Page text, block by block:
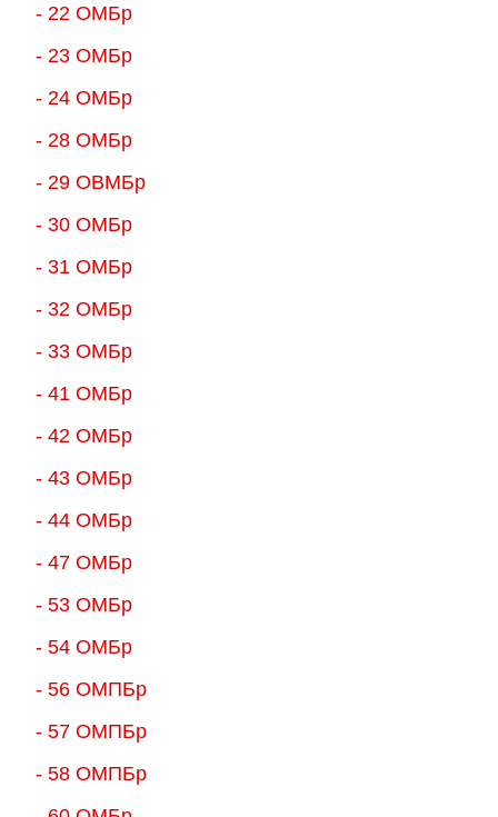
- 22 ОМБр
- 23 ОМБр
- 24 ОМБр
- 28 ОМБр
- 29 ОВМБр
- 30 ОМБр
- 31 ОМБр
- 32 ОМБр
- 33 ОМБр
- 41 ОМБр
- 42 ОМБр
- 43 ОМБр
- 44 ОМБр
- 47 ОМБр
- 53 ОМБр
- 54 ОМБр
- 56 ОМПБр
- 57 ОМПБр
- 58 ОМПБр